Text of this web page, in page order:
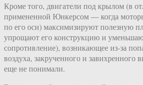
Кроме того, двигатели под крылом (в
примененной Юнкерсом — когда
по его оси) максимизируют полезную
упрощают его конструкцию и
сопротивление), возникающее из-за
воздуха, закрученного и завихренного
еще не понимали.